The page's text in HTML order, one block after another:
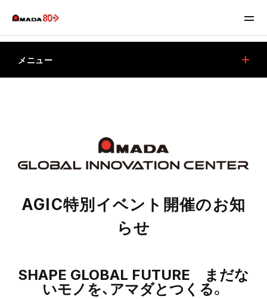
メニュー
最新加工技術セミナー
アクセス
AGIC特別イベント開催のお知
らせ
SHAPE GLOBAL FUTURE まだな
いモノを、アマダとつくる。